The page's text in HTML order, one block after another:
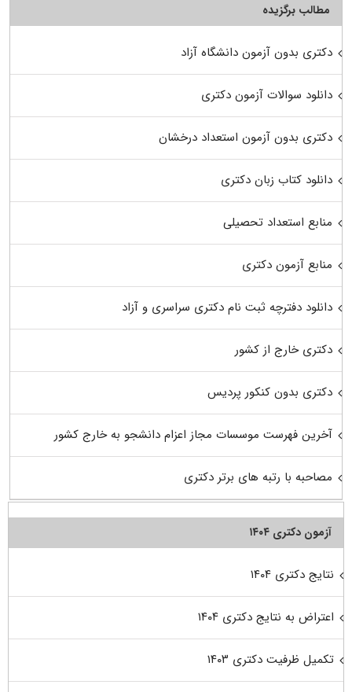
مطالب برگزیده
دکتری بدون آزمون دانشگاه آزاد
دانلود سوالات آزمون دکتری
دکتری بدون آزمون استعداد درخشان
دانلود کتاب زبان دکتری
منابع استعداد تحصیلی
منابع آزمون دکتری
دانلود دفترچه ثبت نام دکتری سراسری و آزاد
دکتری خارج از کشور
دکتری بدون کنکور پردیس
آخرین فهرست موسسات مجاز اعزام دانشجو به خارج کشور
مصاحبه با رتبه های برتر دکتری
آزمون دکتری ۱۴۰۴
نتایج دکتری ۱۴۰۴
اعتراض به نتایج دکتری ۱۴۰۴
تکمیل ظرفیت دکتری ۱۴۰۳